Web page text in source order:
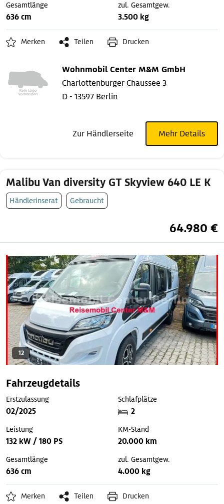
Gesamtlänge
636 cm
zul. Gesamtgew.
3.500 kg
Merken Teilen Drucken
Wohnmobil Center M&M GmbH
Charlottenburger Chaussee 3
D - 13597 Berlin
Zur Händlerseite Mehr Details
Malibu Van diversity GT Skyview 640 LE K
Händlerinserat Gebraucht
64.980 €
12
Fahrzeugdetails
Erstzulassung
02/2025
Schlafplätze
2
Leistung
132 kW / 180 PS
KM-Stand
20.000 km
Gesamtlänge
636 cm
zul. Gesamtgew.
4.000 kg
Merken Teilen Drucken